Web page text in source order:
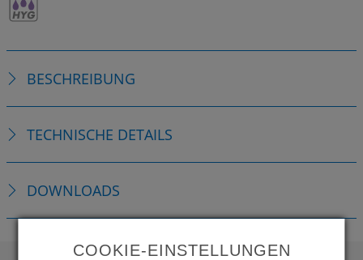
BESCHREIBUNG
TECHNISCHE DETAILS
DOWNLOADS
COOKIE-EINSTELLUNGEN